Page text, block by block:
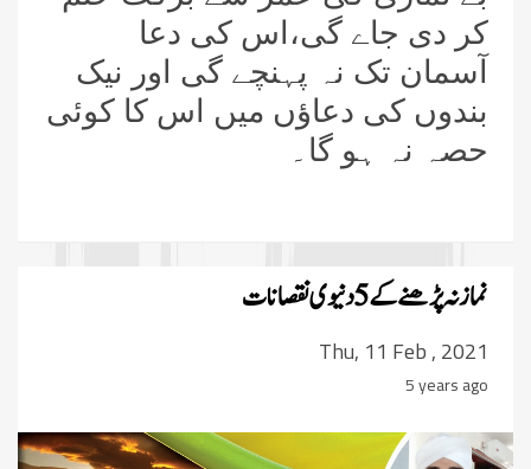
کر دی جاے گی،اس کی دعا
آسمان تک نہ پہنچے گی اور نیک
بندوں کی دعاؤں میں اس کا کوئی
حصہ نہ ہو گا۔
نماز نہ پڑھنے کے 5 دنیوی نقصانات
Thu, 11 Feb , 2021
5 years ago